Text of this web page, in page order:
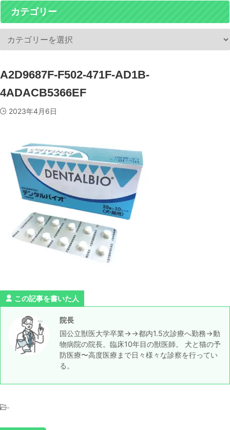
カテゴリー
A2D9687F-F502-471F-AD1B-
4ADACB5366EF
2023年4月6日
この記事を書いた人
院長
国公立獣医大学卒業→→都内1.5次診療へ勤務→動
物病院の院長。臨床10年目の獣医師。 犬と猫の予
防医療〜高度医療まで日々様々な診察を行ってい
る。
-